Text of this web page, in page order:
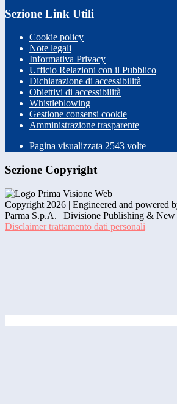
Sezione Link Utili
Cookie policy
Note legali
Informativa Privacy
Ufficio Relazioni con il Pubblico
Dichiarazione di accessibilità
Obiettivi di accessibilità
Whistleblowing
Gestione consensi cookie
Amministrazione trasparente
Pagina visualizzata 2543 volte
Sezione Copyright
Copyright 2026 | Engineered and powered
Parma S.p.A. | Divisione Publishing & New
Disclaimer trattamento dati personali